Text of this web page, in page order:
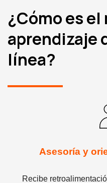
¿Cómo es
aprendizaje
línea?
Asesoría y
Recibe